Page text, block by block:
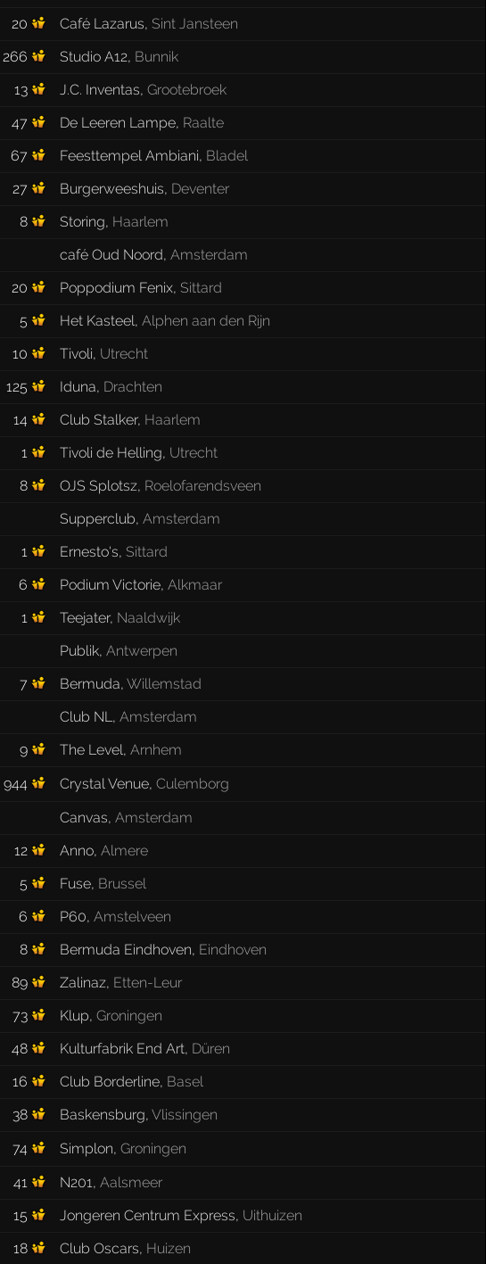
20 Café Lazarus, Sint Jansteen
266 Studio A12, Bunnik
13 J.C. Inventas, Grootebroek
47 De Leeren Lampe, Raalte
67 Feesttempel Ambiani, Bladel
27 Burgerweeshuis, Deventer
8 Storing, Haarlem
café Oud Noord, Amsterdam
20 Poppodium Fenix, Sittard
5 Het Kasteel, Alphen aan den Rijn
10 Tivoli, Utrecht
125 Iduna, Drachten
14 Club Stalker, Haarlem
1 Tivoli de Helling, Utrecht
8 OJS Splotsz, Roelofarendsveen
Supperclub, Amsterdam
1 Ernesto's, Sittard
6 Podium Victorie, Alkmaar
1 Teejater, Naaldwijk
Publik, Antwerpen
7 Bermuda, Willemstad
Club NL, Amsterdam
9 The Level, Arnhem
944 Crystal Venue, Culemborg
Canvas, Amsterdam
12 Anno, Almere
5 Fuse, Brussel
6 P60, Amstelveen
8 Bermuda Eindhoven, Eindhoven
89 Zalinaz, Etten-Leur
73 Klup, Groningen
48 Kulturfabrik End Art, Düren
16 Club Borderline, Basel
38 Baskensburg, Vlissingen
74 Simplon, Groningen
41 N201, Aalsmeer
15 Jongeren Centrum Express, Uithuizen
18 Club Oscars, Huizen